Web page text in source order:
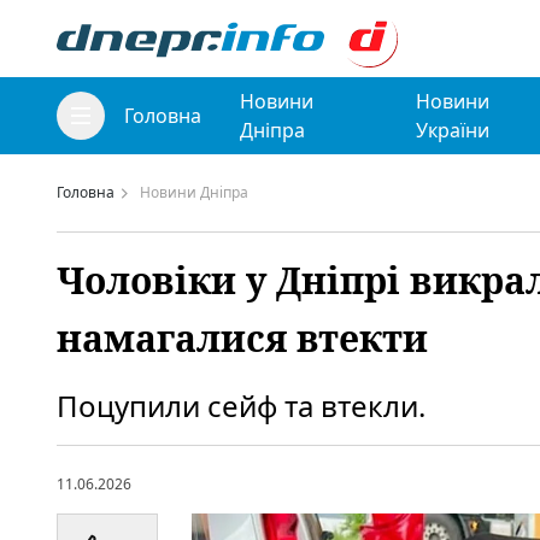
Головна
Новини
Дніпра
Новини
України
Головна Новини Дніпра
Чоловіки у Дніпрі
намагалися втекти
Поцупили сейф та втекли.
11.06.2026